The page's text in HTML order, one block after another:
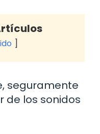
seguramente
de los sonidos